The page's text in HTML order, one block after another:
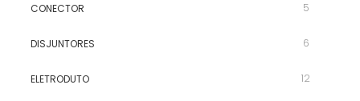
CONECTOR 5
DISJUNTORES 6
ELETRODUTO 12